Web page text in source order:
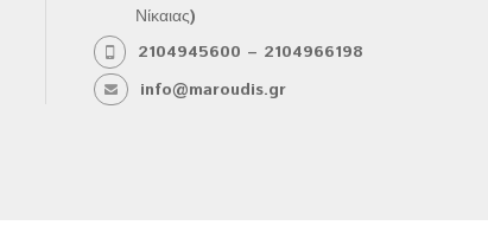
Νίκαιας)
2104945600 – 2104966198
info@maroudis.gr